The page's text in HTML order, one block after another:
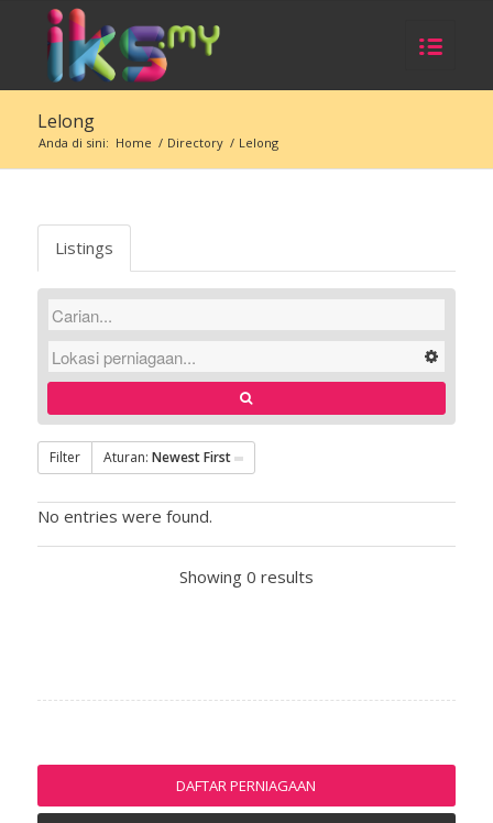
Lelong
Anda di sini: Home / Directory / Lelong
Listings
Filter Aturan: Newest First
No entries were found.
Showing 0 results
DAFTAR PERNIAGAAN